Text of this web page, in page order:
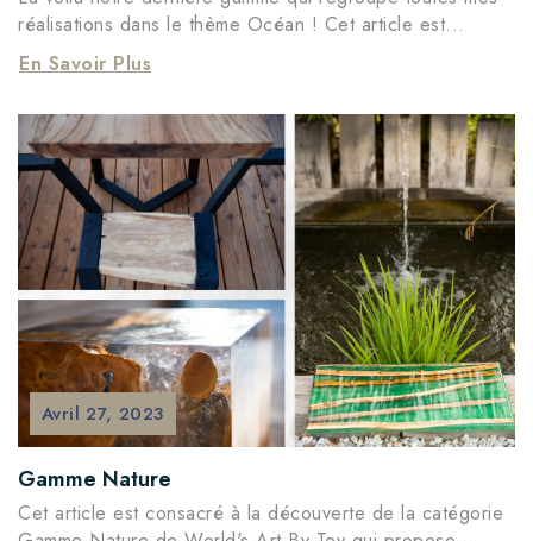
réalisations dans le thème Océan ! Cet article est...
En Savoir Plus
Avril 27, 2023
Gamme Nature
Cet article est consacré à la découverte de la catégorie